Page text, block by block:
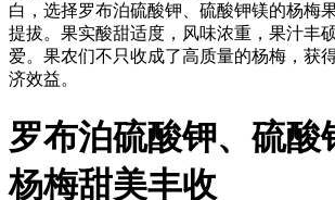
白，选择罗布泊硫酸钾、硫酸钾镁的杨梅
提拔。果实酸甜适度，风味浓重，果汁丰
爱。果农们不只收成了高质量的杨梅，获
济效益。
罗布泊硫酸钾、硫酸
杨梅甜美丰收